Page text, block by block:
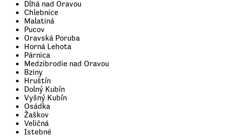
Dlhá nad Oravou
Chlebnice
Malatiná
Pucov
Oravská Poruba
Horná Lehota
Párnica
Medzibrodie nad Oravou
Bziny
Hruštín
Dolný Kubín
Vyšný Kubín
Osádka
Žaškov
Veličná
Istebné